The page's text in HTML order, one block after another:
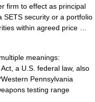
firm to effect as principal
SETS security or a portfolio
within agreed price …
meanings:
a U.S. federal law, also
Pennsylvania
testing range